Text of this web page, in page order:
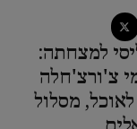
למצחתה:
צ'ורצ'חלה
מסלול